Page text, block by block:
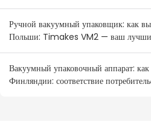
Ручной вакуумный упаковщик: как
Польши: Timakes VM2 — ваш
продажи.
Вакуумный упаковочный аппарат:
Финляндии: соответствие